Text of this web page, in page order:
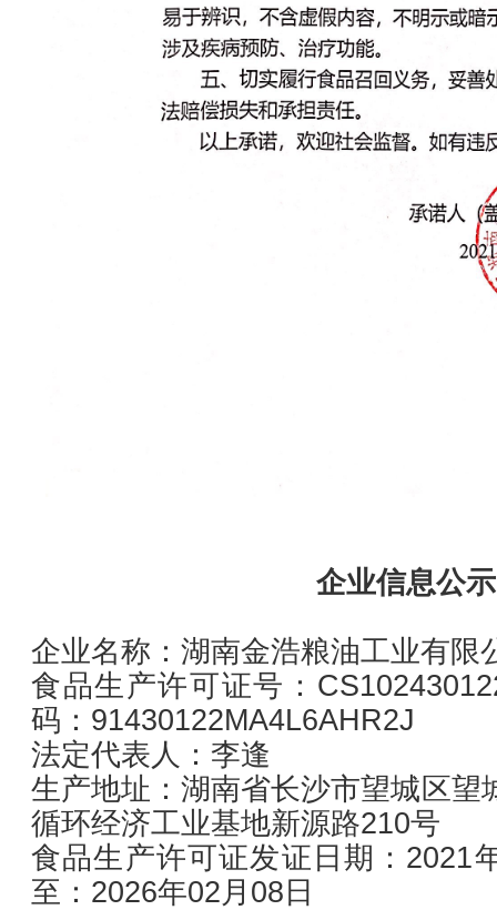
企业信息公示
企业名称：湖南金浩粮油工业有限
食品生产许可证号：
码：91430122MA4L6AHR2J
法定代表人：李逢
生产地址：湖南省长沙市望城区望
循环经济工业基地新源路210号
食品生产许可证发证日期：
至：2026年02月08日